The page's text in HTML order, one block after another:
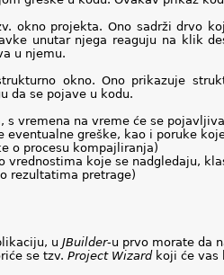
okno projekta. Ono sadrži drvo
unutar njega reaguju na klik
u njemu.
okno. Ono prikazuje
da se pojave u kodu.
s vremena na vreme će se
eventualne greške, kao i poruke
o procesu kompajliranja)
vrednostima koje se nadgledaju,
rezultatima pretrage)
u JBuilder-u prvo morate da
se tzv. Project Wizard koji će vas